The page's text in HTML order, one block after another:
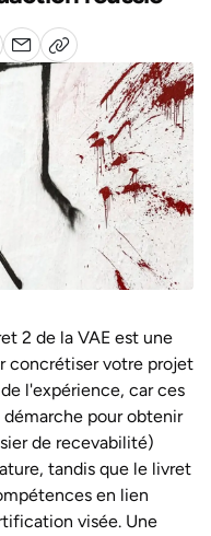
2 de la VAE est une
concrétiser votre projet
l'expérience, car ces
pour obtenir
de recevabilité)
tandis que le livret
en lien
visée. Une